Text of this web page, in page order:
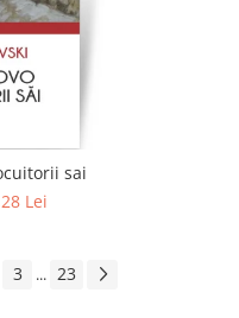
sai
Lei
3 ... 23